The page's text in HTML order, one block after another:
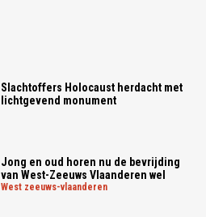
Slachtoffers Holocaust herdacht met
lichtgevend monument
Jong en oud horen nu de bevrijding
van West-Zeeuws Vlaanderen wel
west zeeuws-vlaanderen